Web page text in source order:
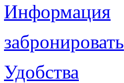
Информация
забронировать
Удобства